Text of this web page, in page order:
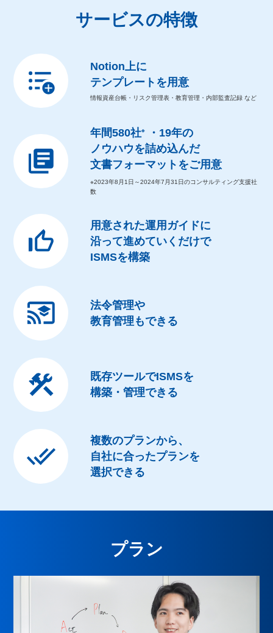
サービスの特徴
Notion上に
テンプレートを用意
情報資産台帳・リスク管理表・ 教育管理・内部監査記録 など
年間580社※・19年の
ノウハウを詰め込んだ
文書フォーマットをご用意
※2023年8月1日～2024年7月31日のコンサルティング支援社
数
用意された運用ガイドに
沿って進めていくだけで
ISMSを構築
法令管理や
教育管理もできる
既存ツールでISMSを
構築・管理できる
複数のプランから、
自社に合ったプランを
選択できる
プラン